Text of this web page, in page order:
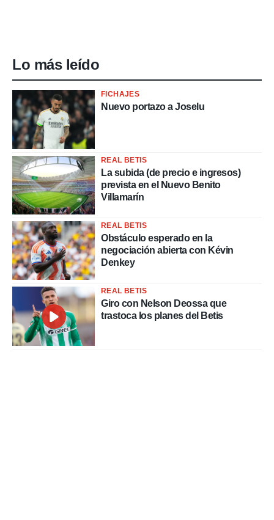
Lo más leído
FICHAJES
Nuevo portazo a Joselu
REAL BETIS
La subida (de precio e ingresos)
prevista en el Nuevo Benito
Villamarín
REAL BETIS
Obstáculo esperado en la
negociación abierta con Kévin
Denkey
REAL BETIS
Giro con Nelson Deossa que
trastoca los planes del Betis